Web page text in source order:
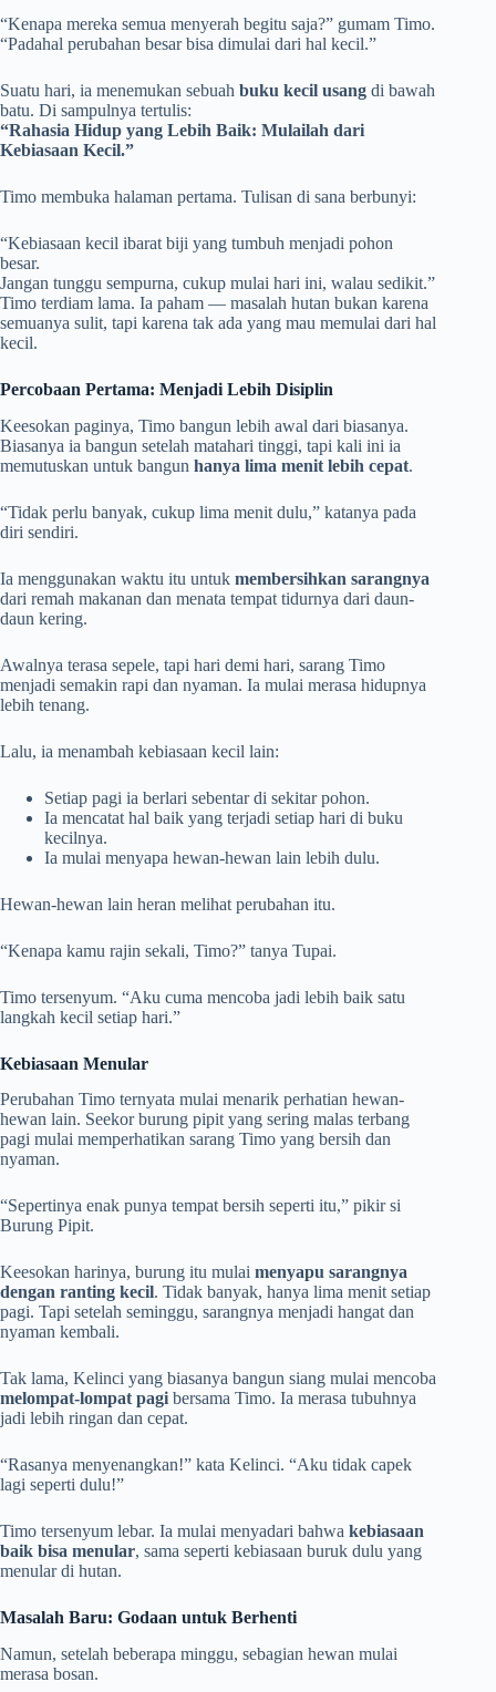
“Kenapa mereka semua menyerah begitu saja?” gumam Timo.
“Padahal perubahan besar bisa dimulai dari hal kecil.”
Suatu hari, ia menemukan sebuah buku kecil usang di bawah
batu. Di sampulnya tertulis:
“Rahasia Hidup yang Lebih Baik: Mulailah dari
Kebiasaan Kecil.”
Timo membuka halaman pertama. Tulisan di sana berbunyi:
“Kebiasaan kecil ibarat biji yang tumbuh menjadi pohon
besar.
Jangan tunggu sempurna, cukup mulai hari ini, walau sedikit.”
Timo terdiam lama. Ia paham — masalah hutan bukan karena
semuanya sulit, tapi karena tak ada yang mau memulai dari hal
kecil.
Percobaan Pertama: Menjadi Lebih Disiplin
Keesokan paginya, Timo bangun lebih awal dari biasanya.
Biasanya ia bangun setelah matahari tinggi, tapi kali ini ia
memutuskan untuk bangun hanya lima menit lebih cepat.
“Tidak perlu banyak, cukup lima menit dulu,” katanya pada
diri sendiri.
Ia menggunakan waktu itu untuk membersihkan sarangnya
dari remah makanan dan menata tempat tidurnya dari daun-
daun kering.
Awalnya terasa sepele, tapi hari demi hari, sarang Timo
menjadi semakin rapi dan nyaman. Ia mulai merasa hidupnya
lebih tenang.
Lalu, ia menambah kebiasaan kecil lain:
Setiap pagi ia berlari sebentar di sekitar pohon.
Ia mencatat hal baik yang terjadi setiap hari di buku
kecilnya.
Ia mulai menyapa hewan-hewan lain lebih dulu.
Hewan-hewan lain heran melihat perubahan itu.
“Kenapa kamu rajin sekali, Timo?” tanya Tupai.
Timo tersenyum. “Aku cuma mencoba jadi lebih baik satu
langkah kecil setiap hari.”
Kebiasaan Menular
Perubahan Timo ternyata mulai menarik perhatian hewan-
hewan lain. Seekor burung pipit yang sering malas terbang
pagi mulai memperhatikan sarang Timo yang bersih dan
nyaman.
“Sepertinya enak punya tempat bersih seperti itu,” pikir si
Burung Pipit.
Keesokan harinya, burung itu mulai menyapu sarangnya
dengan ranting kecil. Tidak banyak, hanya lima menit setiap
pagi. Tapi setelah seminggu, sarangnya menjadi hangat dan
nyaman kembali.
Tak lama, Kelinci yang biasanya bangun siang mulai mencoba
melompat-lompat pagi bersama Timo. Ia merasa tubuhnya
jadi lebih ringan dan cepat.
“Rasanya menyenangkan!” kata Kelinci. “Aku tidak capek
lagi seperti dulu!”
Timo tersenyum lebar. Ia mulai menyadari bahwa kebiasaan
baik bisa menular, sama seperti kebiasaan buruk dulu yang
menular di hutan.
Masalah Baru: Godaan untuk Berhenti
Namun, setelah beberapa minggu, sebagian hewan mulai
merasa bosan.